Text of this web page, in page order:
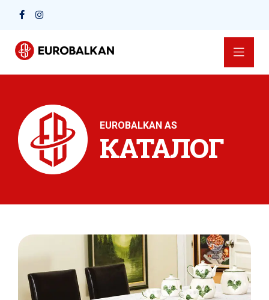
EUROBALKAN AS
КАТАЛОГ